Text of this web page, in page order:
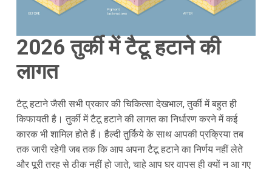
2026 तुर्की में टैटू हटाने की
लागत
टैटू हटाने जैसी सभी प्रकार की चिकित्सा देखभाल, तुर्की में बहुत ही
किफायती है। तुर्की में टैटू हटाने की लागत का निर्धारण करने में कई
कारक भी शामिल होते हैं। हैल्दी तुर्किये के साथ आपकी प्रक्रिया तब
तक जारी रहेगी जब तक कि आप अपना टैटू हटाने का निर्णय नहीं लेते
और पूरी तरह से ठीक नहीं हो जाते, चाहे आप घर वापस ही क्यों न आ गए